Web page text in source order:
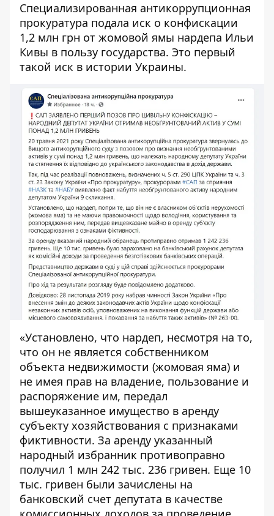
Специализированная антикоррупционная
прокуратура подала иск о конфискации
1,2 млн грн от жомовой ямы нардепа Ильи
Кивы в пользу государства. Это первый
такой иск в истории Украины.
«Установлено, что нардеп, несмотря на то,
что он не является собственником
объекта недвижимости (жомовая яма) и
не имея прав на владение, пользование и
распоряжение им, передал
вышеуказанное имущество в аренду
субъекту хозяйствования с признаками
фиктивности. За аренду указанный
народный избранник противоправно
получил 1 млн 242 тыс. 236 гривен. Еще 10
тыс. гривен были зачислены на
банковский счет депутата в качестве